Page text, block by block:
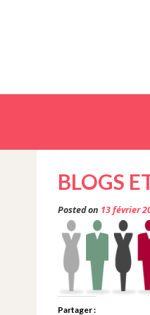
BLOGS
Posted on 13 février
Partager :